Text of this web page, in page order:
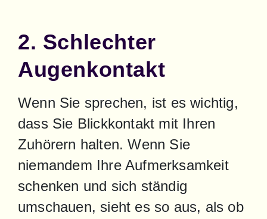
2. Schlechter
Augenkontakt
Wenn Sie sprechen, ist es wichtig,
dass Sie Blickkontakt mit Ihren
Zuhörern halten. Wenn Sie
niemandem Ihre Aufmerksamkeit
schenken und sich ständig
umschauen, sieht es so aus, als ob